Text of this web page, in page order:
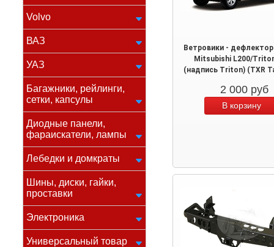
Volvo
ВАЗ
УАЗ
Багажники, рейлинги,
сетки, капсулы
Диодные панели,
фараискатели, лампы
Лебедки и домкраты
Шины, диски, гайки,
проставки
Электроника
Универсальный товар
Ветровики -
Mitsubishi L200/
(надпись Triton) (TXR
2 000 руб